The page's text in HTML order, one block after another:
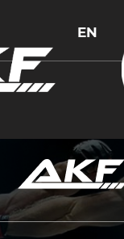
EN
для поиска или Esc,